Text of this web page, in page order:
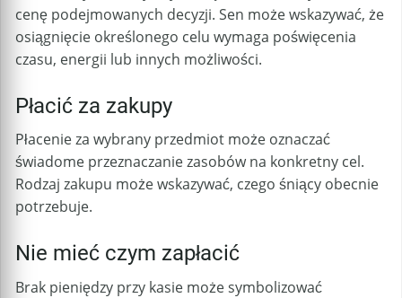
cenę podejmowanych decyzji. Sen może wskazywać, że
osiągnięcie określonego celu wymaga poświęcenia
czasu, energii lub innych możliwości.
Płacić za zakupy
Płacenie za wybrany przedmiot może oznaczać
świadome przeznaczanie zasobów na konkretny cel.
Rodzaj zakupu może wskazywać, czego śniący obecnie
potrzebuje.
Nie mieć czym zapłacić
Brak pieniędzy przy kasie może symbolizować